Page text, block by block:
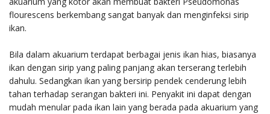
flourescens berkembang sangat banyak dan menginfeksi sirip
ikan.
Bila dalam akuarium terdapat berbagai jenis ikan hias, biasanya
ikan dengan sirip yang paling panjang akan terserang terlebih
dahulu. Sedangkan ikan yang bersirip pendek cenderung lebih
tahan terhadap serangan bakteri ini. Penyakit ini dapat dengan
mudah menular pada ikan lain yang berada pada akuarium yang